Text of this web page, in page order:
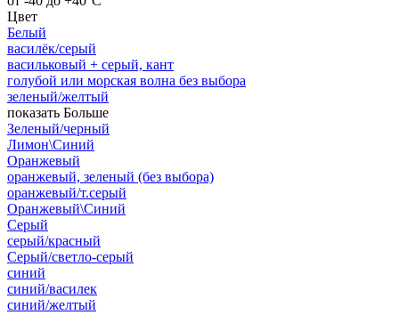
Цвет
Белый
василёк/серый
васильковый + серый, кант
голубой или морская волна без выбора
зеленый/желтый
показать Больше
Зеленый/черный
Лимон\Синий
Оранжевый
оранжевый, зеленый (без выбора)
оранжевый/т.серый
Оранжевый\Синий
Серый
серый/красный
Серый/светло-серый
синий
синий/василек
синий/желтый